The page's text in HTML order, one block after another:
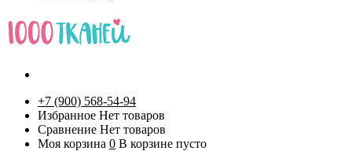
+7 (900) 568-54-94
Избранное Нет товаров
Сравнение Нет товаров
Моя корзина 0 В корзине пусто